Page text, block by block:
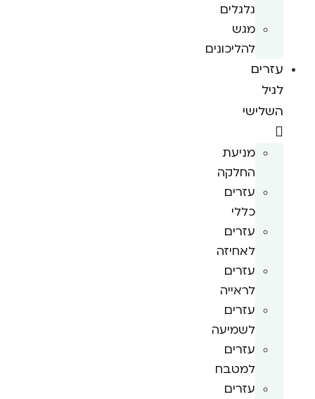
גלגלים
מגש
להליכונים
עזרים
לגיל
השלישי
מניעת
החלקה
עזרים
כללי
עזרים
לאחיזה
עזרים
לראייה
עזרים
לשמיעה
עזרים
למטבח
עזרים